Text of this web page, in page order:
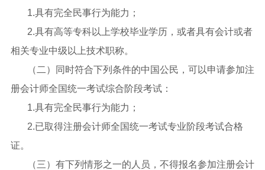
1.具有完全民事行为能力；
2.具有高等专科以上学校毕业学历，或者具有会计或者
相关专业中级以上技术职称。
（二）同时符合下列条件的中国公民，可以申请参加注
册会计师全国统一考试综合阶段考试：
1.具有完全民事行为能力；
2.已取得注册会计师全国统一考试专业阶段考试合格
证。
（三）有下列情形之一的人员，不得报名参加注册会计